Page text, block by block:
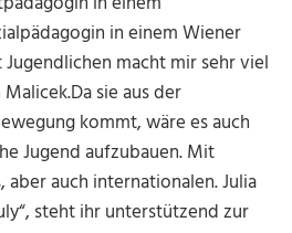
in einem Wiener
macht mir sehr viel
Da sie aus der
kommt, wäre es auch
Jugend aufzubauen. Mit
auch internationalen. Julia
steht ihr unterstützend zur